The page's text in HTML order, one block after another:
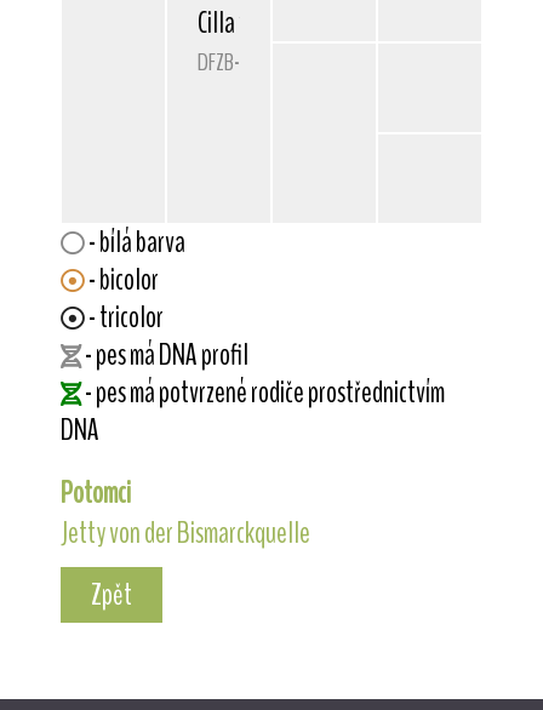
Cilla von der Bismarckquelle
DFZB-76 3143
- bílá barva
- bicolor
- tricolor
- pes má DNA profil
- pes má potvrzené rodiče prostřednictvím
DNA
Potomci
Jetty von der Bismarckquelle
Zpět